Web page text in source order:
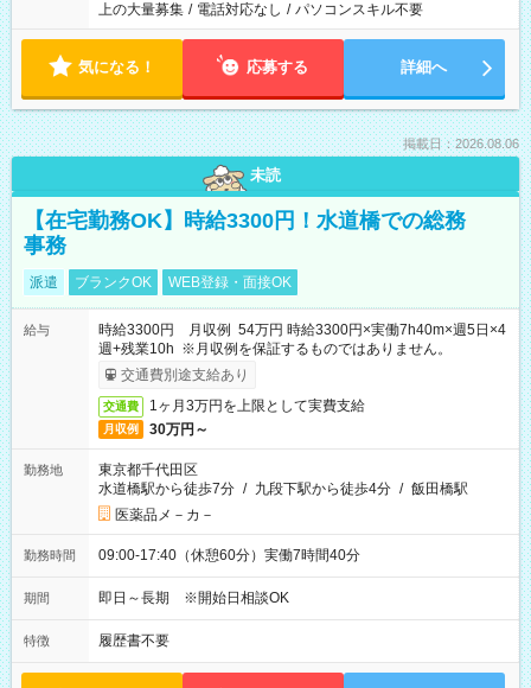
上の大量募集 / 電話対応なし / パソコンスキル不要
気になる！ 応募する 詳細へ
掲載日：2026.08.06
未読
【在宅勤務OK】時給3300円！水道橋での総務
事務
派遣 ブランクOK WEB登録・面接OK
給与
時給3300円 月収例 54万円 時給3300円×実働7h40m×週5日×4
週+残業10h ※月収例を保証するものではありません。
交通費別途支給あり
交通費 1ヶ月3万円を上限として実費支給
月収例 30万円～
勤務地
東京都千代田区
水道橋駅から徒歩7分 / 九段下駅から徒歩4分 / 飯田橋駅
医薬品メ－カ－
勤務時間 09:00-17:40（休憩60分）実働7時間40分
期間 即日～長期 ※開始日相談OK
特徴 履歴書不要